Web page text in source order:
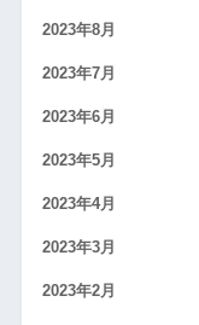
2023年8月
2023年7月
2023年6月
2023年5月
2023年4月
2023年3月
2023年2月